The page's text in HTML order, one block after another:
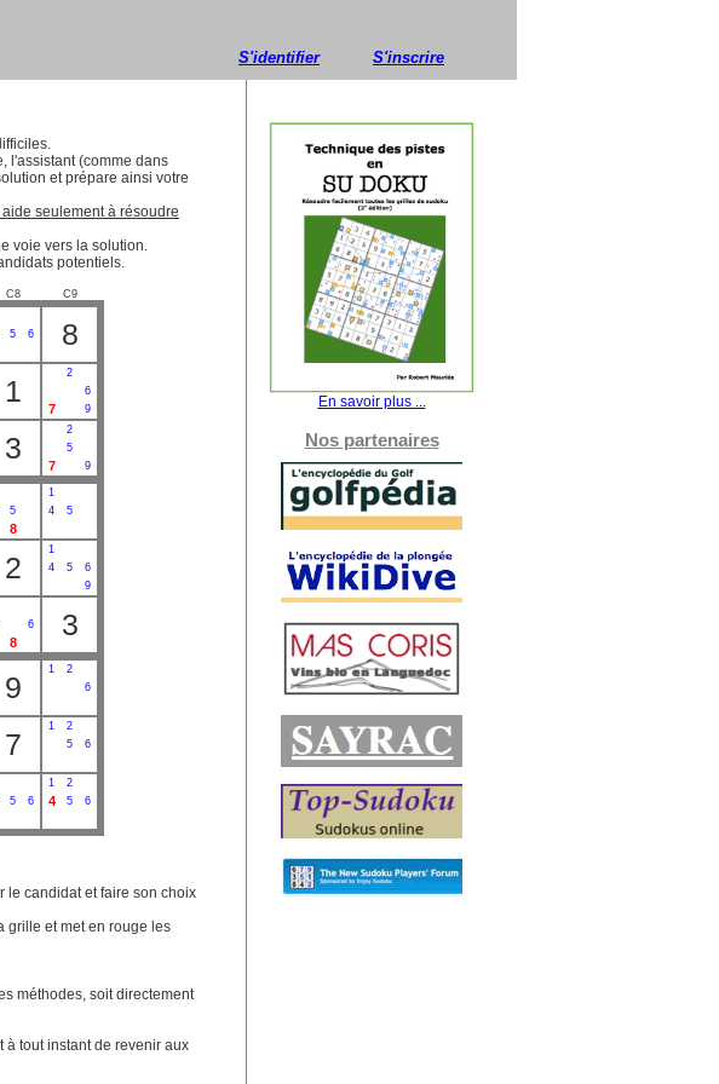
S'identifier S'inscrire
l'assistant (comme dans
et prépare ainsi votre
seulement à résoudre
voie vers la solution.
potentiels.
C8 C9
5 6 8
1
2
6
7 9
3
2
5
7 9
5
8
1
4
5
2
1
4
5
6
9
6
8
3
9
1
2
6
7
1
2
5
6
5 6
1 2
4 5 6
le candidat et faire son choix
grille et met en rouge les
méthodes, soit directement
à tout instant de revenir aux
En savoir plus ...
Nos partenaires